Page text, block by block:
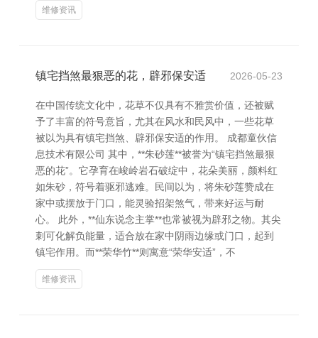
维修资讯
镇宅挡煞最狠恶的花，辟邪保安适 2026-05-23
在中国传统文化中，花草不仅具有不雅赏价值，还被赋
予了丰富的符号意旨，尤其在风水和民风中，一些花草
被以为具有镇宅挡煞、辟邪保安适的作用。 成都童伙信
息技术有限公司 其中，**朱砂莲**被誉为“镇宅挡煞最狠
恶的花”。它孕育在峻岭岩石破绽中，花朵美丽，颜料红
如朱砂，符号着驱邪逃难。民间以为，将朱砂莲赞成在
家中或摆放于门口，能灵验招架煞气，带来好运与耐
心。 此外，**仙东说念主掌**也常被视为辟邪之物。其尖
刺可化解负能量，适合放在家中阴雨边缘或门口，起到
镇宅作用。而**荣华竹**则寓意“荣华安适”，不
维修资讯